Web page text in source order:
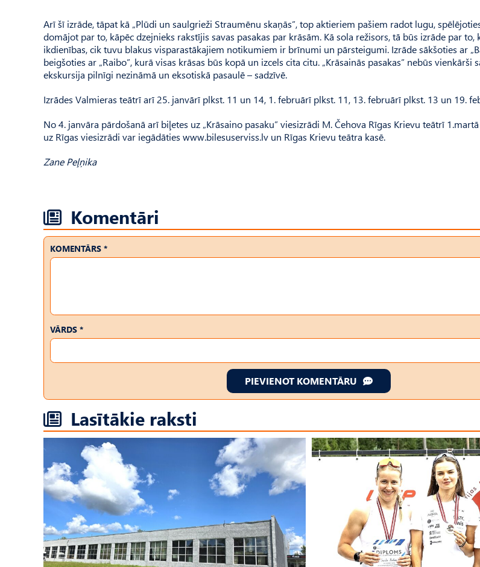
Arī šī izrāde, tāpat kā „Plūdi un saulgrieži Straumēnu skaņās”, top aktieriem pašiem radot lugu,
domājot par to, kāpēc dzejnieks rakstījis savas pasakas par krāsām. Kā sola režisors, tā būs izrāde par to,
ikdienības, cik tuvu blakus visparastākajiem notikumiem ir brīnumi un pārsteigumi. Izrāde sākšoties ar
beigšoties ar „Raibo”, kurā visas krāsas būs kopā un izcels cita citu. „Krāsainās pasakas” nebūs vienkārši
ekskursija pilnīgi nezināmā un eksotiskā pasaulē – sadzīvē.
Izrādes Valmieras teātrī arī 25. janvārī plkst. 11 un 14, 1. februārī plkst. 11, 13. februārī plkst. 13 un 19.
No 4. janvāra pārdošanā arī biļetes uz „Krāsaino pasaku” viesizrādi M. Čehova Rīgas Krievu teātrī
uz Rīgas viesizrādi var iegādāties www.bilesuserviss.lv un Rīgas Krievu teātra kasē.
Zane Peļņika
Komentāri
KOMENTĀRS *
VĀRDS *
PIEVIENOT KOMENTĀRU
Lasītākie raksti